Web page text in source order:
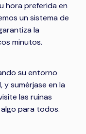
hora preferida en
un sistema de
la
minutos.
su entorno
sumérjase en la
las ruinas
para todos.